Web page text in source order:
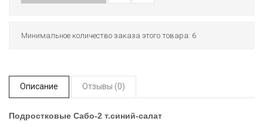
Минимальное количество заказа этого товара: 6
Описание Отзывы (0)
Подростковые Сабо-2 т.синий-cалат